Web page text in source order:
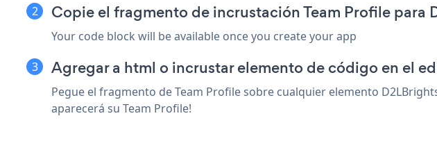
Copie el fragmento de incrustación Team Profile para
Your code block will be available once you create your app
Agregar a html o incrustar elemento de código en el
Pegue el fragmento de Team Profile sobre cualquier elemento
aparecerá su Team Profile!